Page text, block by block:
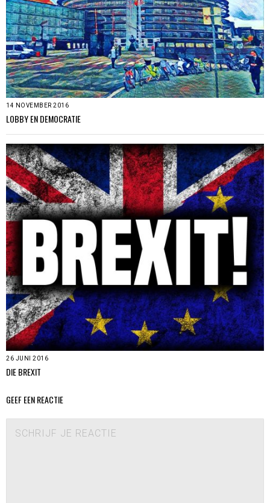
14 NOVEMBER 2016
LOBBY EN DEMOCRATIE
26 JUNI 2016
DIE BREXIT
GEEF EEN REACTIE